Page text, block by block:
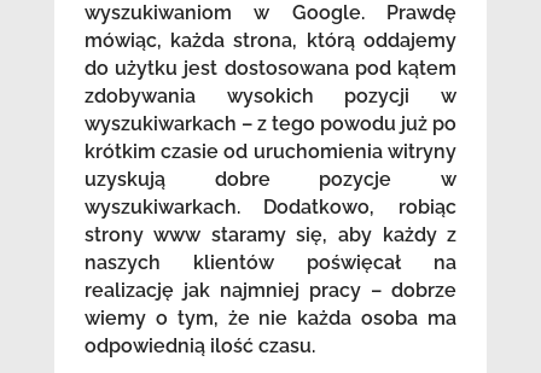
wyszukiwaniom w Google. Prawdę
mówiąc, każda strona, którą oddajemy
do użytku jest dostosowana pod kątem
zdobywania wysokich pozycji w
wyszukiwarkach – z tego powodu już po
krótkim czasie od uruchomienia witryny
uzyskują dobre pozycje w
wyszukiwarkach. Dodatkowo, robiąc
strony www staramy się, aby każdy z
naszych klientów poświęcał na
realizację jak najmniej pracy – dobrze
wiemy o tym, że nie każda osoba ma
odpowiednią ilość czasu.